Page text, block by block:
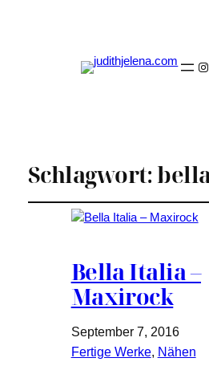
Schlagwort:
Bella Italia –
Maxirock
September 7, 2016
Fertige Werke, Nähen